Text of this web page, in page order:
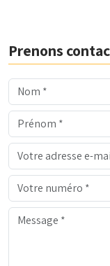
Prenons